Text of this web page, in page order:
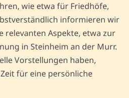
wie etwa für Friedhöfe,
informieren wir
relevanten Aspekte, etwa zur
in Steinheim an der Murr.
Vorstellungen haben,
für eine persönliche